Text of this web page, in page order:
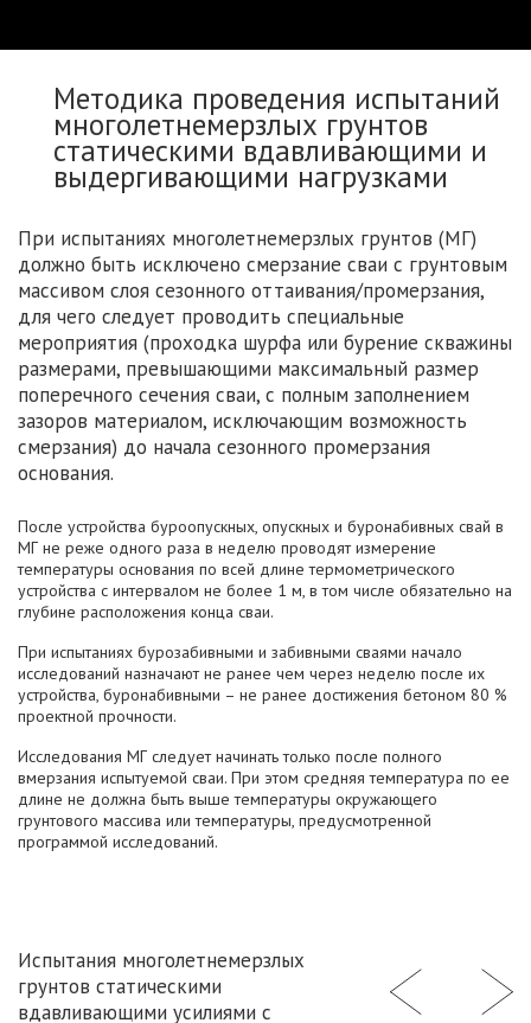
Методика проведения испытаний
многолетнемерзлых грунтов
статическими вдавливающими и
выдергивающими нагрузками
При испытаниях многолетнемерзлых грунтов (МГ)
должно быть исключено смерзание сваи с грунтовым
массивом слоя сезонного оттаивания/промерзания,
для чего следует проводить специальные
мероприятия (проходка шурфа или бурение скважины
размерами, превышающими максимальный размер
поперечного сечения сваи, с полным заполнением
зазоров материалом, исключающим возможность
смерзания) до начала сезонного промерзания
основания.
После устройства буроопускных, опускных и буронабивных свай в
МГ не реже одного раза в неделю проводят измерение
температуры основания по всей длине термометрического
устройства с интервалом не более 1 м, в том числе обязательно на
глубине расположения конца сваи.
При испытаниях бурозабивными и забивными сваями начало
исследований назначают не ранее чем через неделю после их
устройства, буронабивными – не ранее достижения бетоном 80 %
проектной прочности.
Исследования МГ следует начинать только после полного
вмерзания испытуемой сваи. При этом средняя температура по ее
длине не должна быть выше температуры окружающего
грунтового массива или температуры, предусмотренной
программой исследований.
Испытания многолетнемерзлых
грунтов статическими
вдавливающими усилиями с